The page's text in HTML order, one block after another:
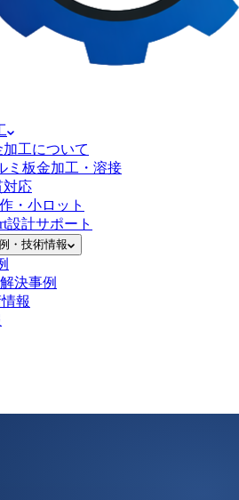
加工について
ミ板金加工・溶接
対応
・小ロット
設計サポート
・技術情報
決事例
報